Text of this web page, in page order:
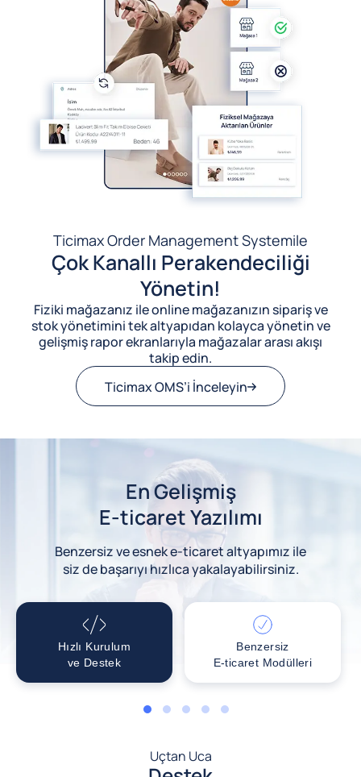
Ticimax Order Management Systemile
Çok Kanallı Perakendeciliği
Yönetin!
Fiziki mağazanız ile online mağazanızın sipariş ve
stok yönetimini tek altyapıdan kolayca yönetin ve
gelişmiş rapor ekranlarıyla mağazalar arası akışı
takip edin.
Ticimax OMS’i İnceleyin
En Gelişmiş
E-ticaret Yazılımı
Benzersiz ve esnek e-ticaret altyapımız ile
siz de başarıyı hızlıca yakalayabilirsiniz.
Hızlı Kurulum
ve Destek
Benzersiz
E-ticaret Modülleri
1 2 3 4 5
Uçtan Uca